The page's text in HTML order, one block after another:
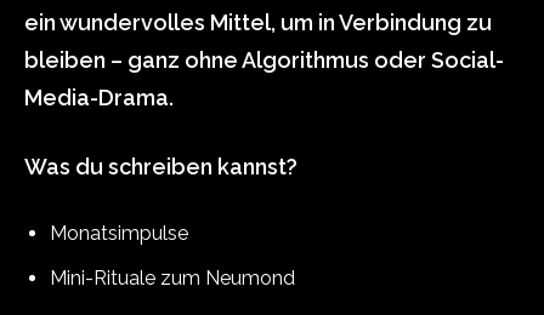
ein wundervolles Mittel, um in Verbindung zu
bleiben – ganz ohne Algorithmus oder Social-
Media-Drama.
Was du schreiben kannst?
Monatsimpulse
Mini-Rituale zum Neumond